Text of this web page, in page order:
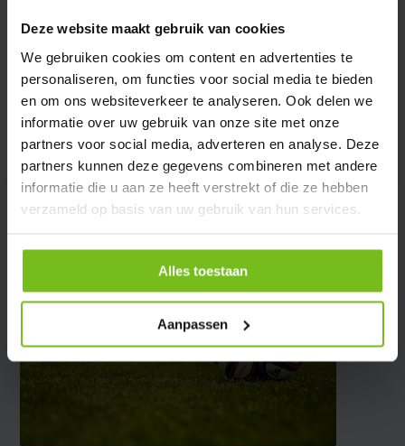
Deze website maakt gebruik van cookies
We gebruiken cookies om content en advertenties te
personaliseren, om functies voor social media te bieden
en om ons websiteverkeer te analyseren. Ook delen we
informatie over uw gebruik van onze site met onze
partners voor social media, adverteren en analyse. Deze
partners kunnen deze gegevens combineren met andere
informatie die u aan ze heeft verstrekt of die ze hebben
verzameld op basis van uw gebruik van hun services.
Alles toestaan
Aanpassen
Specificaties
Reviews
Delen